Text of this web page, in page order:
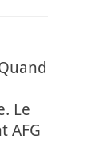
Le
AFG